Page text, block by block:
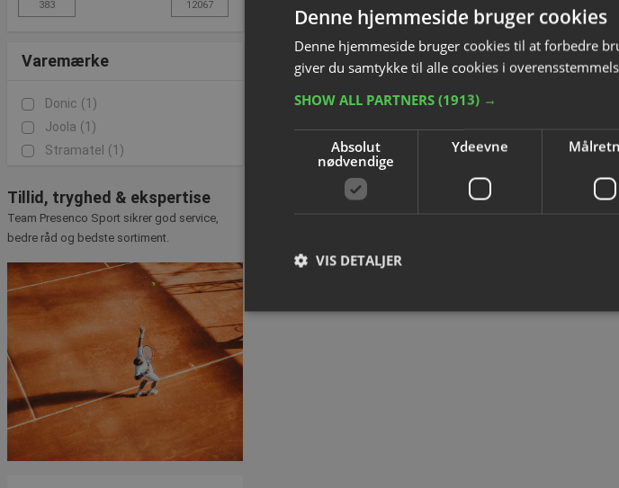
Varemærke
Donic (1)
Joola (1)
Stramatel (1)
Tillid, tryghed & ekspertise
Team Presenco Sport sikrer god service,
bedre råd og bedste sortiment.
DKK 383,75
inkl. moms
Tilføj til kurven
DKK
inkl.
1 ud af 1 side(r)
Denne hjemmeside bruger cookies
Denne hjemmeside bruger cookies til at forbedre
giver du samtykke til alle cookies i
SHOW ALL PARTNERS (1913) →
Absolut
nødvendige
Ydeevne
VIS DETALJER